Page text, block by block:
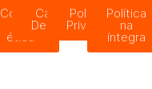
Código
ética
Canal de
Denúncias
Política de
Privacidade
Política
na
íntegra